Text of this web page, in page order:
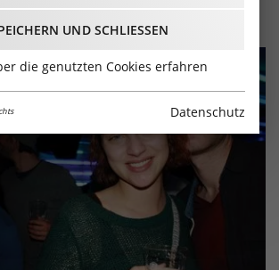
UND SCHLIESSEN
die genutzten Cookies erfahren
Datenschutz